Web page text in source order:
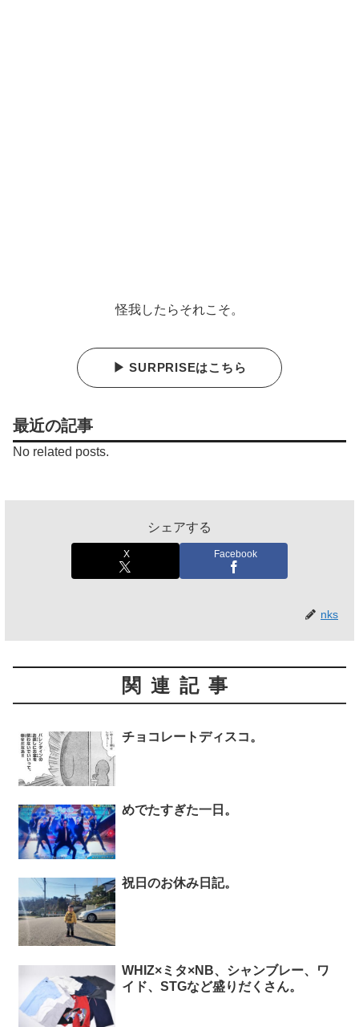
怪我したらそれこそ。
▶ SURPRISEはこちら
最近の記事
No related posts.
シェアする
X Facebook
nks
関連記事
チョコレートディスコ。
めでたすぎた一日。
祝日のお休み日記。
WHIZ×ミタ×NB、シャンブレー、ワ
イド、STGなど盛りだくさん。